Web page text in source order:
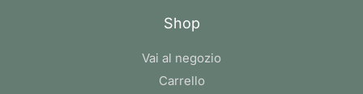
Shop
Vai al negozio
Carrello